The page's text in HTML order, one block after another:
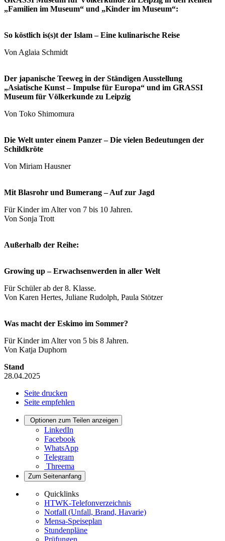
„Familien im Museum“ und „Kinder im Museum“:
So köstlich is(s)t der Islam – Eine kulinarische Reise
Von Aglaia Schmidt
Der japanische Teeweg in der Ständigen Ausstellung
„Asiatische Kunst – Impulse für Europa“ und im GRASSI
Museum für Völkerkunde zu Leipzig
Von Toko Shimomura
Die Welt unter einem Panzer – Die vielen Bedeutungen der
Schildkröte
Von Miriam Hausner
Mit Blasrohr und Bumerang – Auf zur Jagd
Für Kinder im Alter von 7 bis 10 Jahren.
Von Sonja Trott
Außerhalb der Reihe:
Growing up – Erwachsenwerden in aller Welt
Für Schüler ab der 8. Klasse.
Von Karen Hertes, Juliane Rudolph, Paula Stötzer
Was macht der Eskimo im Sommer?
Für Kinder im Alter von 5 bis 8 Jahren.
Von Katja Duphorn
Stand
28.04.2025
Seite drucken
Seite empfehlen
Optionen zum Teilen anzeigen
LinkedIn
Facebook
WhatsApp
Telegram
Threema
Zum Seitenanfang
Quicklinks
HTWK-Telefonverzeichnis
Notfall (Unfall, Brand, Havarie)
Mensa-Speiseplan
Stundenpläne
Prüfungen